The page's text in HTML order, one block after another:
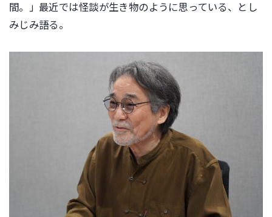
間。」最近では怪談が生き物のように思っている、とし
みじみ語る。